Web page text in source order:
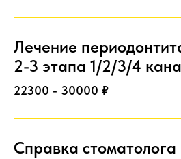
Лечение
2-3 этапа 1/2/3/4
22300 - 30000 ₽
Справка стоматолога